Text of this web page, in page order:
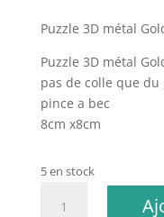
Puzzle 3D métal
Puzzle 3D métal
pas de colle que du
pince a bec
8cm x8cm
5 en stock